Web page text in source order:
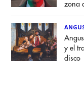
zona
y el
disco